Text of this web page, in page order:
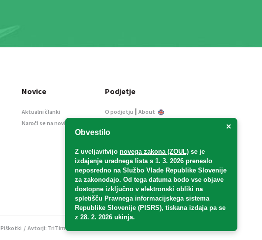
×
Obvestilo
Z uveljavitvijo novega zakona (ZOUL) se je
izdajanje uradnega lista s 1. 3. 2026 preneslo
neposredno na Službo Vlade Republike Slovenije
za zakonodajo. Od tega datuma bodo vse objave
dostopne izključno v elektronski obliki na
spletišču Pravnega informacijskega sistema
Republike Slovenije (PISRS), tiskana izdaja pa se
z 28. 2. 2026 ukinja.
Novice
Aktualni članki
Naroči se na novice
Podjetje
O podjetju | About
Informacije javnega
Oglaševanje
Splošni pogoji
Izjava o varstvu osebnih
podatkov
E-dražbe
Piškotki / Avtorji: TriTim spletna agencija